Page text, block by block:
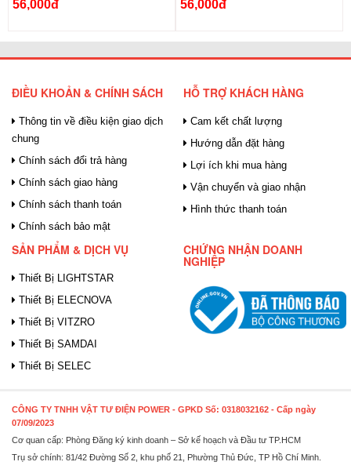
56,000đ 56,000đ
ĐIỀU KHOẢN & CHÍNH SÁCH
Thông tin về điều kiện giao dịch
chung
Chính sách đổi trả hàng
Chính sách giao hàng
Chính sách thanh toán
Chính sách bảo mật
HỖ TRỢ KHÁCH HÀNG
Cam kết chất lượng
Hướng dẫn đặt hàng
Lợi ích khi mua hàng
Vận chuyển và giao nhận
Hình thức thanh toán
SẢN PHẨM & DỊCH VỤ
Thiết Bị LIGHTSTAR
Thiết Bị ELECNOVA
Thiết Bị VITZRO
Thiết Bị SAMDAI
Thiết Bị SELEC
CHỨNG NHẬN DOANH
NGHIỆP
CÔNG TY TNHH VẬT TƯ ĐIỆN POWER - GPKD Số: 0318032162 - Cấp ngày
07/09/2023
Cơ quan cấp: Phòng Đăng ký kinh doanh – Sở kế hoạch và Đầu tư TP.HCM
Trụ sở chính: 81/42 Đường Số 2, khu phố 21, Phường Thủ Đức, TP Hồ Chí Minh.